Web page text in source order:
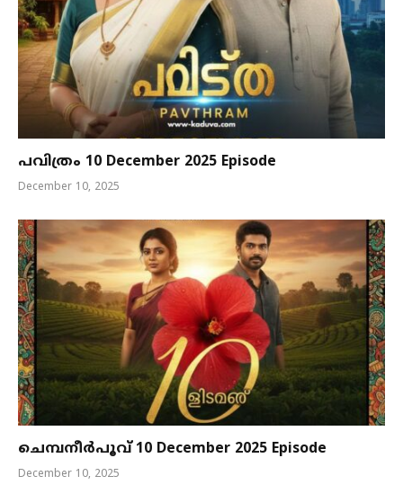
പവിത്രം 10 December 2025 Episode
December 10, 2025
ചെമ്പനീർപൂവ് 10 December 2025 Episode
December 10, 2025